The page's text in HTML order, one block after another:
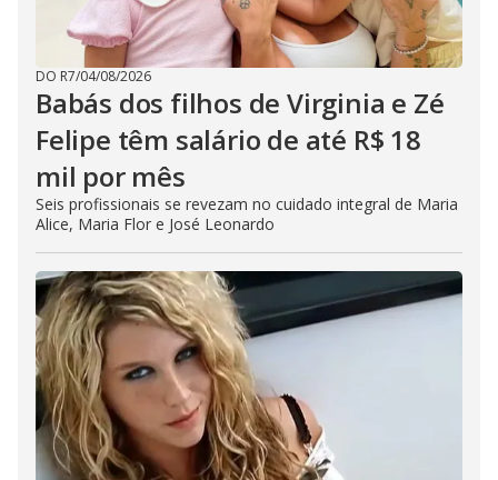
DO R7/04/08/2026
Babás dos filhos de Virginia e Zé
Felipe têm salário de até R$ 18
mil por mês
Seis profissionais se revezam no cuidado integral de Maria
Alice, Maria Flor e José Leonardo